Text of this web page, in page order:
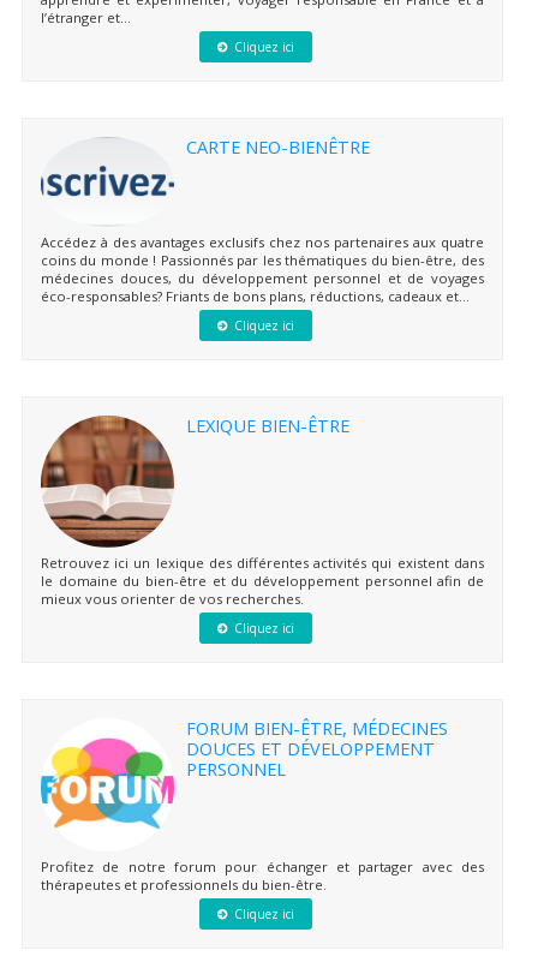
l’étranger et...
Cliquez ici
CARTE NEO-BIENÊTRE
Accédez à des avantages exclusifs chez nos partenaires aux quatre
coins du monde ! Passionnés par les thématiques du bien-être, des
médecines douces, du développement personnel et de voyages
éco-responsables? Friants de bons plans, réductions, cadeaux et...
Cliquez ici
LEXIQUE BIEN-ÊTRE
Retrouvez ici un lexique des différentes activités qui existent dans
le domaine du bien-être et du développement personnel afin de
mieux vous orienter de vos recherches.
Cliquez ici
FORUM BIEN-ÊTRE, MÉDECINES
DOUCES ET DÉVELOPPEMENT
PERSONNEL
Profitez de notre forum pour échanger et partager avec des
thérapeutes et professionnels du bien-être.
Cliquez ici